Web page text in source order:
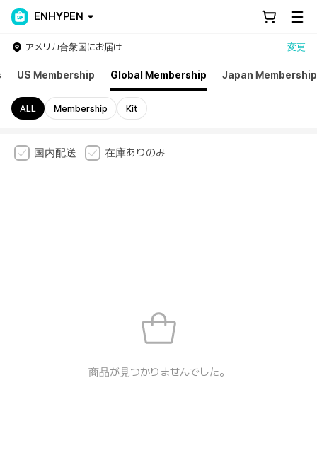
ENHYPEN
アメリカ合衆国にお届け 変更
US Membership Global Membership Japan Membership
ALL Membership Kit
国内配送 在庫ありのみ
商品が見つかりませんでした。